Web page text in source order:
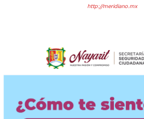
http://meridiano.mx